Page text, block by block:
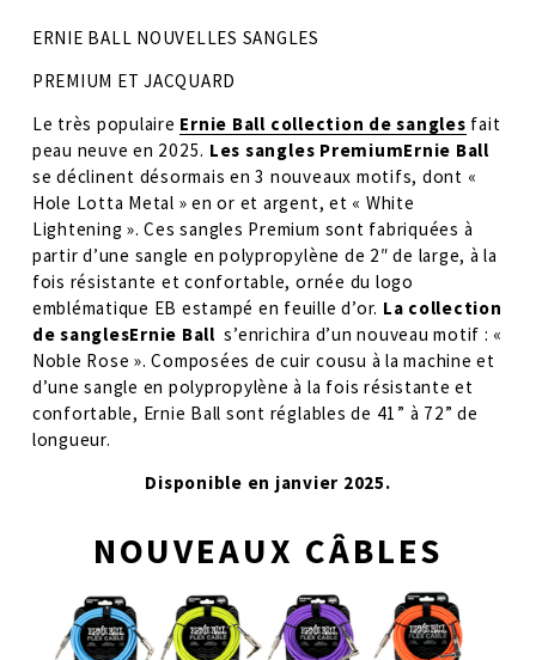
ERNIE BALL NOUVELLES SANGLES
PREMIUM ET JACQUARD
Le très populaire Ernie Ball collection de sangles fait
peau neuve en 2025. Les sangles PremiumErnie Ball
se déclinent désormais en 3 nouveaux motifs, dont «
Hole Lotta Metal » en or et argent, et « White
Lightening ». Ces sangles Premium sont fabriquées à
partir d’une sangle en polypropylène de 2″ de large, à la
fois résistante et confortable, ornée du logo
emblématique EB estampé en feuille d’or. La collection
de sanglesErnie Ball s’enrichira d’un nouveau motif : «
Noble Rose ». Composées de cuir cousu à la machine et
d’une sangle en polypropylène à la fois résistante et
confortable, Ernie Ball sont réglables de 41” à 72” de
longueur.
Disponible en janvier 2025.
NOUVEAUX CÂBLES